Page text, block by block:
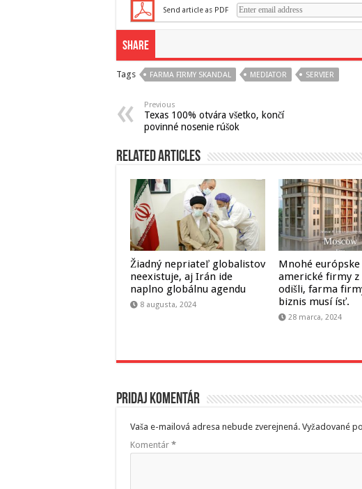
Send article as PDF
Share
Tags FARMA FIRMY SKANDAL MEDIATOR SERVIER
Previous
Texas 100% otvára všetko, končí
povinné nosenie rúšok
Related Articles
Žiadný nepriateľ globalistov
neexistuje, aj Irán ide
naplno globálnu agendu
8 augusta, 2024
Mnohé európske
americké firmy z
odišli, farma
biznis musí ísť.
28 marca, 2024
Pridaj komentár
Vaša e-mailová adresa nebude zverejnená. Vyžadované
Komentár *